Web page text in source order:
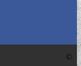
©